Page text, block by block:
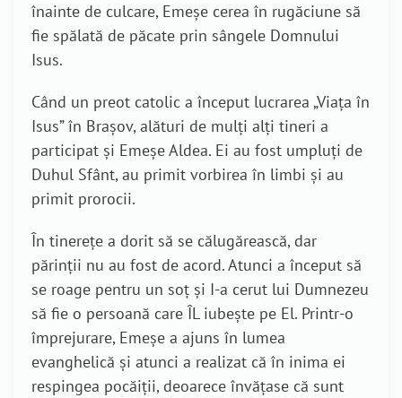
înainte de culcare, Emeșe cerea în rugăciune să
fie spălată de păcate prin sângele Domnului
Isus.
Când un preot catolic a început lucrarea „Viața în
Isus” în Brașov, alături de mulți alți tineri a
participat și Emeșe Aldea. Ei au fost umpluți de
Duhul Sfânt, au primit vorbirea în limbi și au
primit prorocii.
În tinerețe a dorit să se călugărească, dar
părinții nu au fost de acord. Atunci a început să
se roage pentru un soț și I-a cerut lui Dumnezeu
să fie o persoană care ÎL iubește pe El. Printr-o
împrejurare, Emeșe a ajuns în lumea
evanghelică și atunci a realizat că în inima ei
respingea pocăiții, deoarece învățase că sunt